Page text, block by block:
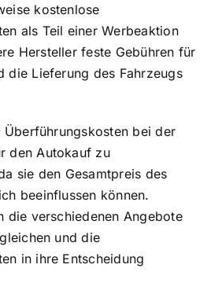
kostenlose
als Teil einer Werbeaktion
Hersteller feste Gebühren für
die Lieferung des Fahrzeugs
bei der
den Autokauf zu
sie den Gesamtpreis des
beeinflussen können.
die verschiedenen Angebote
und die
in ihre Entscheidung